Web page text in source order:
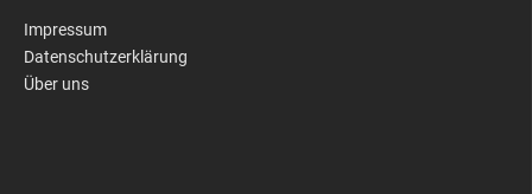
Impressum
Datenschutzerklärung
Über uns